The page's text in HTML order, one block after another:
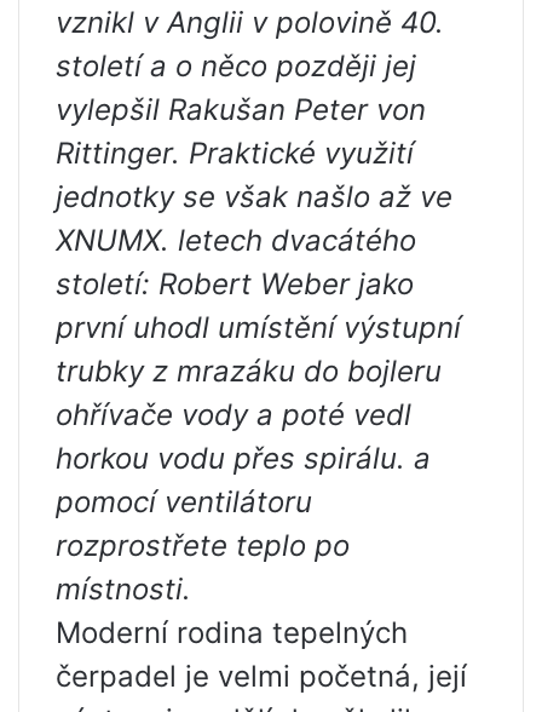
vznikl v Anglii v polovině 40.
století a o něco později jej
vylepšil Rakušan Peter von
Rittinger. Praktické využití
jednotky se však našlo až ve
XNUMX. letech dvacátého
století: Robert Weber jako
první uhodl umístění výstupní
trubky z mrazáku do bojleru
ohřívače vody a poté vedl
horkou vodu přes spirálu. a
pomocí ventilátoru
rozprostřete teplo po
místnosti.
Moderní rodina tepelných
čerpadel je velmi početná, její